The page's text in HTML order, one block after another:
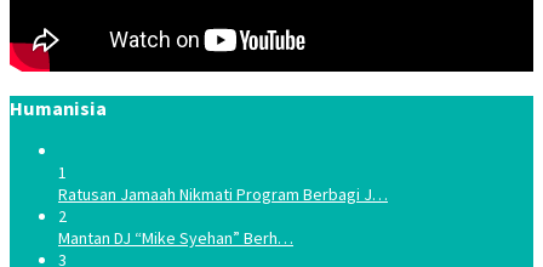
Humanisia
1
Ratusan Jamaah Nikmati Program Berbagi J…
2
Mantan DJ “Mike Syehan” Berh…
3